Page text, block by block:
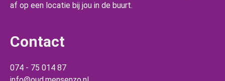
af op een locatie bij jou in de buurt.
Contact
074 - 75 014 87